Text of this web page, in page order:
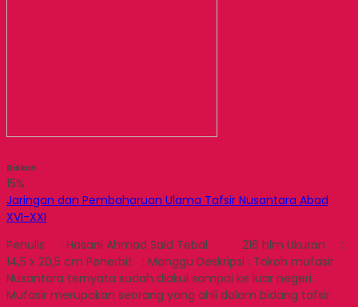
Diskon
15%
Jaringan dan Pembaharuan Ulama Tafsir Nusantara Abad
XVI-XXI
Penulis : Hasani Ahmad Said Tebal : 216 hlm Ukuran :
14,5 x 20,5 cm Penerbit : Manggu Deskripsi : Tokoh mufasir
Nusantara ternyata sudah diakui sampai ke luar negeri.
Mufasir merupakan seorang yang ahli dalam bidang tafsir